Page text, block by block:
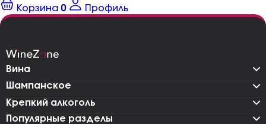
Корзина 0 Профиль
Вина
Шампанское
Крепкий алкоголь
Популярные разделы